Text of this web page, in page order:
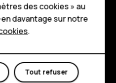
LinkedinDiscord
des cookies » au
davantage sur notre
.
Tout refuser